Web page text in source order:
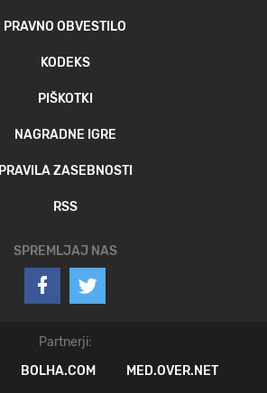
PRAVNO OBVESTILO
KODEKS
PIŠKOTKI
NAGRADNE IGRE
PRAVILA ZASEBNOSTI
RSS
SPREMLJAJ NAS
Partnerji:
BOLHA.COM MED.OVER.NET